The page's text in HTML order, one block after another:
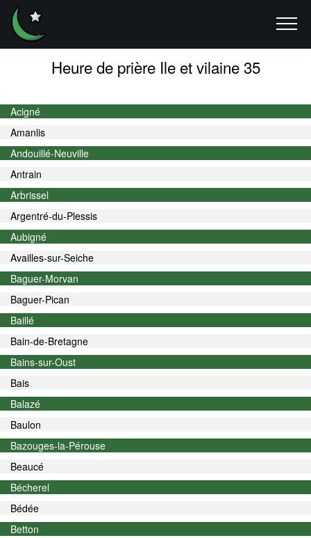
Heure de prière Ile et vilaine 35
Acigné
Amanlis
Andouillé-Neuville
Antrain
Arbrissel
Argentré-du-Plessis
Aubigné
Availles-sur-Seiche
Baguer-Morvan
Baguer-Pican
Baillé
Bain-de-Bretagne
Bains-sur-Oust
Bais
Balazé
Baulon
Bazouges-la-Pérouse
Beaucé
Bécherel
Bédée
Betton